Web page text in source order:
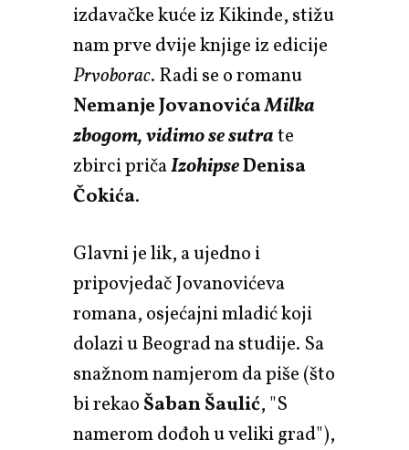
izdavačke kuće iz Kikinde, stižu
nam prve dvije knjige iz edicije
Prvoborac. Radi se o romanu
Nemanje JovanovićaMilka
zbogom, vidimo se sutrate
zbirci pričaIzohipseDenisa
Čokića.
Glavni je lik, a ujedno i
pripovjedač Jovanovićeva
romana, osjećajni mladić koji
dolazi u Beograd na studije. Sa
snažnom namjerom da piše (što
bi rekao Šaban Šaulić, "S
namerom dođoh u veliki grad"),